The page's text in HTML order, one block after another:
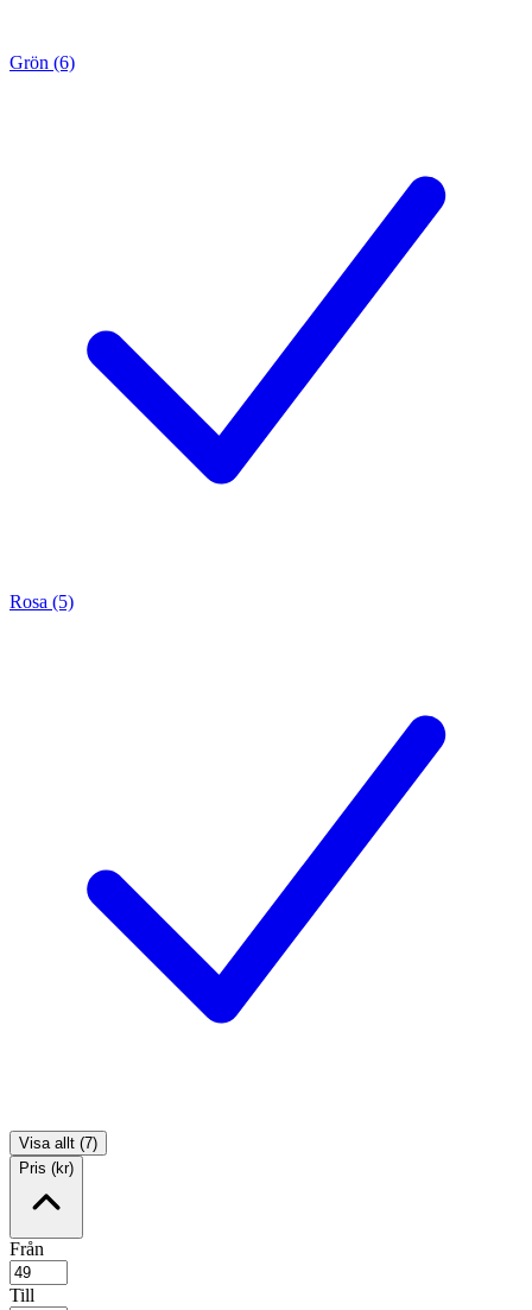
Grön (6)
Rosa (5)
Visa allt (7)
Pris (kr)
Från
Till